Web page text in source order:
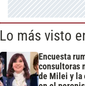
Lo más visto
Encuesta
consultoras
de Milei y la